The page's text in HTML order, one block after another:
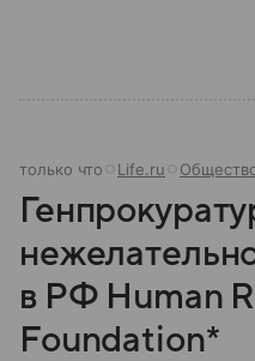
только что Life.ru
в РФ Human
Foundation*